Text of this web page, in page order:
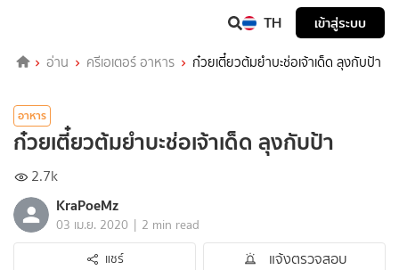
TH เข้าสู่ระบบ
อ่าน ครีเอเตอร์ อาหาร ก๋วยเตี๋ยวต้มยำบะช่อเจ้าเด็ด ลุงกับป้า
อาหาร
ก๋วยเตี๋ยวต้มยำบะช่อเจ้าเด็ด ลุงกับป้า
2.7k
KraPoeMz
03 เม.ย. 2020 | 2 min read
แชร์
แจ้งตรวจสอบ